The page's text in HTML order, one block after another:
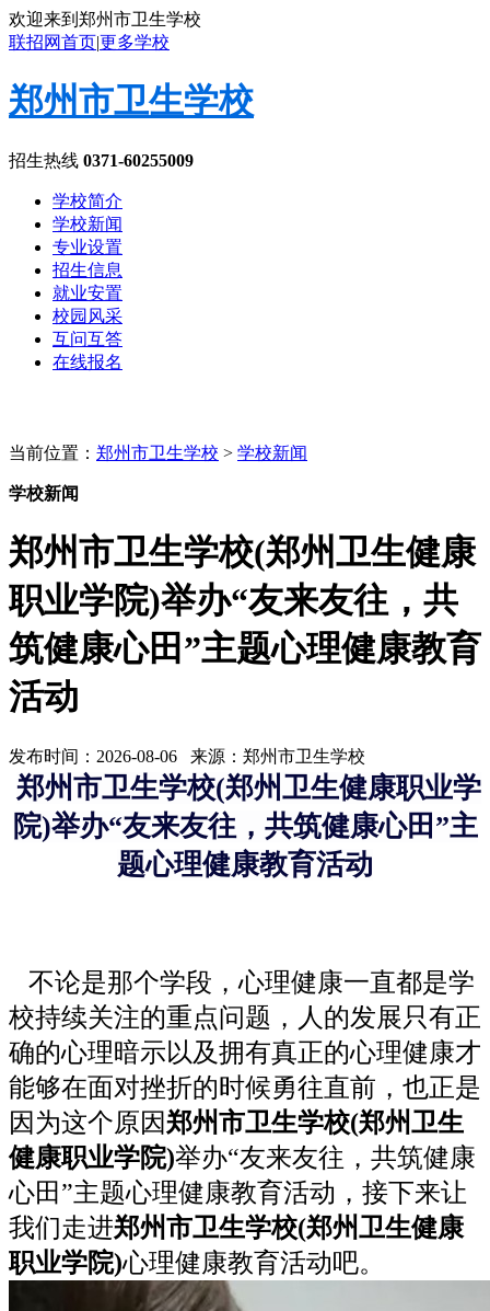
欢迎来到郑州市卫生学校
联招网首页|更多学校
郑州市卫生学校
招生热线 0371-60255009
学校简介
学校新闻
专业设置
招生信息
就业安置
校园风采
互问互答
在线报名
当前位置： 郑州市卫生学校 > 学校新闻
学校新闻
郑州市卫生学校(郑州卫生健康
职业学院)举办“友来友往，共
筑健康心田”主题心理健康教育
活动
发布时间：2026-08-06 来源：郑州市卫生学校
郑州市卫生学校(郑州卫生健康职业学
院)举办“友来友往，共筑健康心田”主
题心理健康教育活动
不论是那个学段，心理健康一直都是学
校持续关注的重点问题，人的发展只有正
确的心理暗示以及拥有真正的心理健康才
能够在面对挫折的时候勇往直前，也正是
因为这个原因郑州市卫生学校(郑州卫生
健康职业学院)举办“友来友往，共筑健康
心田”主题心理健康教育活动，接下来让
我们走进郑州市卫生学校(郑州卫生健康
职业学院)心理健康教育活动吧。